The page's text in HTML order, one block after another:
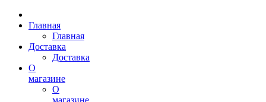
Главная
Главная
Доставка
Доставка
О
магазине
О
магазине